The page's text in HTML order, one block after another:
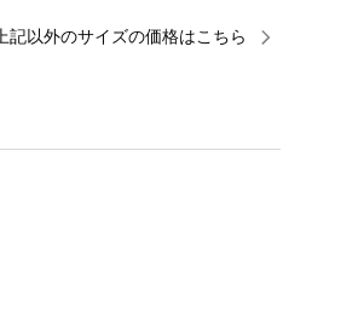
上記以外のサイズの価格はこちら